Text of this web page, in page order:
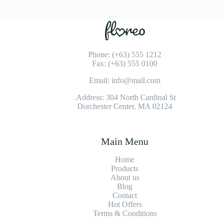
Phone: (+63) 555 1212
Fax: (+63) 555 0100
Email: info@mail.com
Address: 304 North Cardinal St.
Dorchester Center, MA 02124
Main Menu
Home
Products
About us
Blog
Contact
Hot Offers
Terms & Conditions